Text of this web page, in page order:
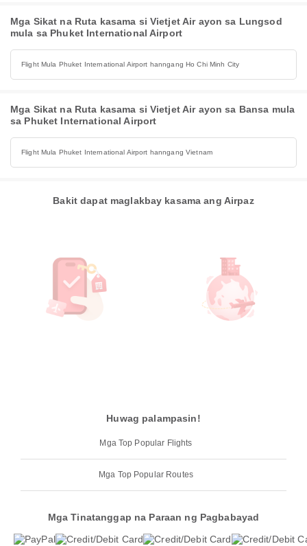
Mga Sikat na Ruta kasama si Vietjet Air ayon sa Lungsod
mula sa Phuket International Airport
Flight Mula Phuket International Airport hanngang Ho Chi Minh City
Mga Sikat na Ruta kasama si Vietjet Air ayon sa Bansa mula
sa Phuket International Airport
Flight Mula Phuket International Airport hanngang Vietnam
Bakit dapat maglakbay kasama ang Airpaz
Huwag palampasin!
Mga Top Popular Flights
Mga Top Popular Routes
Mga Tinatanggap na Paraan ng Pagbabayad